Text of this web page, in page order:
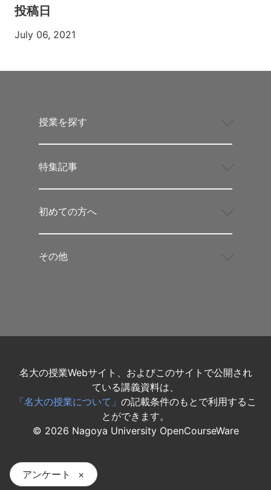
投稿日
July 06, 2021
アンケート ×
授業を探す
特集記事
初めての方へ
その他
名大の授業Webサイト、およびこのサイトで公開され
ている講義資料は、
「名大の授業について」 の記載条件のもとで利用するこ
とができます。
© 2026 Nagoya University OpenCourseWare